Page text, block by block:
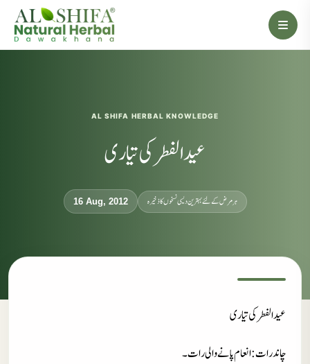
AL SHIFA HERBAL KNOWLEDGE
عید الفطر کی تیاری
16 Aug, 2012 ہر مرض کے لئے بہترین دیسی نسخوں کا ذخیرہ
عید الفطر کی تیاری
چاند رات : انعام پانے والی رات۔